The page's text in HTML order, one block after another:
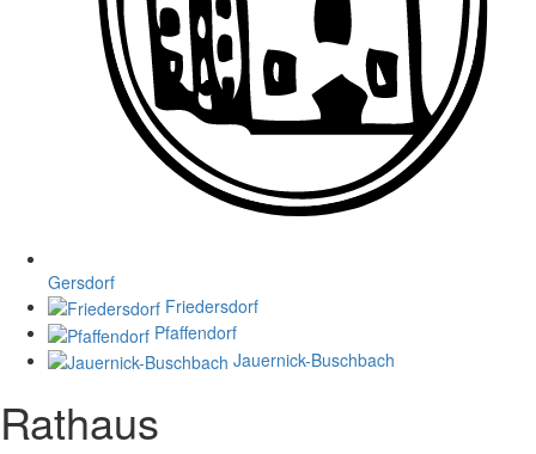
Gersdorf
Friedersdorf
Pfaffendorf
Jauernick-Buschbach
Rathaus